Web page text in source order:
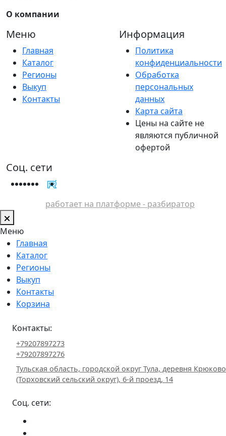
О компании
Меню
Главная
Каталог
Регионы
Выкуп
Контакты
Информация
Политика
конфиденциальности
Обработка
персональных
данных
Карта сайта
Цены на сайте не
являются публичной
офертой
Соц. сети
работает на платформе - разбиратор
Меню
Главная
Каталог
Регионы
Выкуп
Контакты
Корзина
Контакты:
+79207897273
+79207897276
Тульская область, городской округ Тула, деревня Крюково
(Торховский сельский округ), 6-й проезд, 14
Соц. сети: